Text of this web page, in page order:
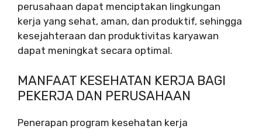
perusahaan dapat menciptakan lingkungan
kerja yang sehat, aman, dan produktif, sehingga
kesejahteraan dan produktivitas karyawan
dapat meningkat secara optimal.
MANFAAT KESEHATAN KERJA BAGI
PEKERJA DAN PERUSAHAAN
Penerapan program kesehatan kerja